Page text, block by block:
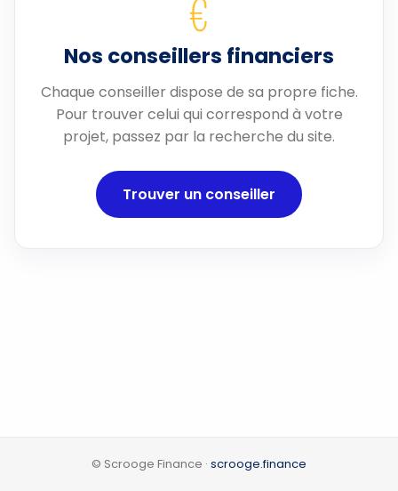
€
Nos conseillers financiers
Chaque conseiller dispose de sa propre fiche.
Pour trouver celui qui correspond à votre
projet, passez par la recherche du site.
Trouver un conseiller
© Scrooge Finance · scrooge.finance